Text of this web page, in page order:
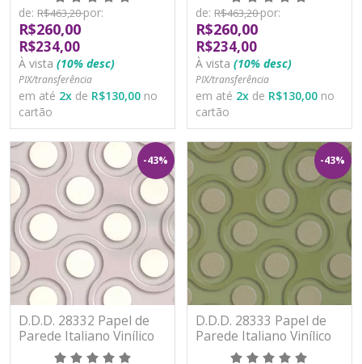
de: R$463,20por:
R$260,00
R$234,00
À vista (10% desc)
PIX/transferência
em até 2x de R$130,00 no
cartão
de: R$463,20por:
R$260,00
R$234,00
À vista (10% desc)
PIX/transferência
em até 2x de R$130,00 no
cartão
-43%
D.D.D. 28332 Papel de
Parede Italiano Vinílico
Lavável
-43%
D.D.D. 28333 Papel de
Parede Italiano Vinílico
Lavável